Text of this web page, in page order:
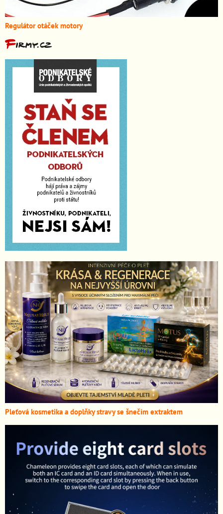
Regulátor otáček motory
Pleťová kosmetika a doplňky stravy se šnečím extraktem